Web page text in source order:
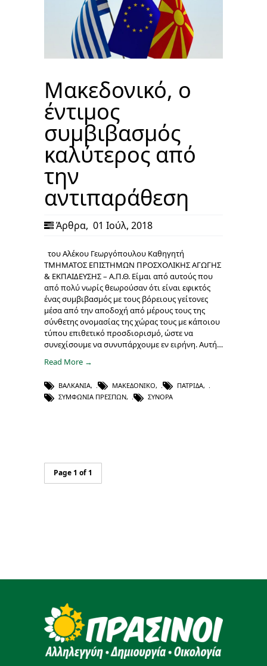
Μακεδονικό, ο
έντιμος
συμβιβασμός
καλύτερος από
την
αντιπαράθεση
Άρθρα, 01 Ιούλ, 2018
του Αλέκου Γεωργόπουλου Καθηγητή
ΤΜΗΜΑΤΟΣ ΕΠΙΣΤΗΜΩΝ ΠΡΟΣΧΟΛΙΚΗΣ ΑΓΩΓΗΣ
& ΕΚΠΑΙΔΕΥΣΗΣ – Α.Π.Θ. Είμαι από αυτούς που
από πολύ νωρίς θεωρούσαν ότι είναι εφικτός
ένας συμβιβασμός με τους βόρειους γείτονες
μέσα από την αποδοχή από μέρους τους της
σύνθετης ονομασίας της χώρας τους με κάποιου
τύπου επιθετικό προσδιορισμό, ώστε να
συνεχίσουμε να συνυπάρχουμε εν ειρήνη. Αυτή…
Read More →
ΒΑΛΚΆΝΙΑ, ΜΑΚΕΔΟΝΙΚΌ, ΠΑΤΡΊΔΑ,
ΣΥΜΦΩΝΊΑ ΠΡΕΣΠΏΝ, ΣΎΝΟΡΑ
Page 1 of 1